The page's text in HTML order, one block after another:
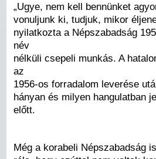
„Ugye, nem kell bennünket
vonuljunk ki, tudjuk, mikor
nyilatkozta a Népszabadság
név
nélküli csepeli munkás. A
az
1956-os forradalom leverése
hányan és milyen hangulatban
előtt.
Még a korabeli Népszabadság